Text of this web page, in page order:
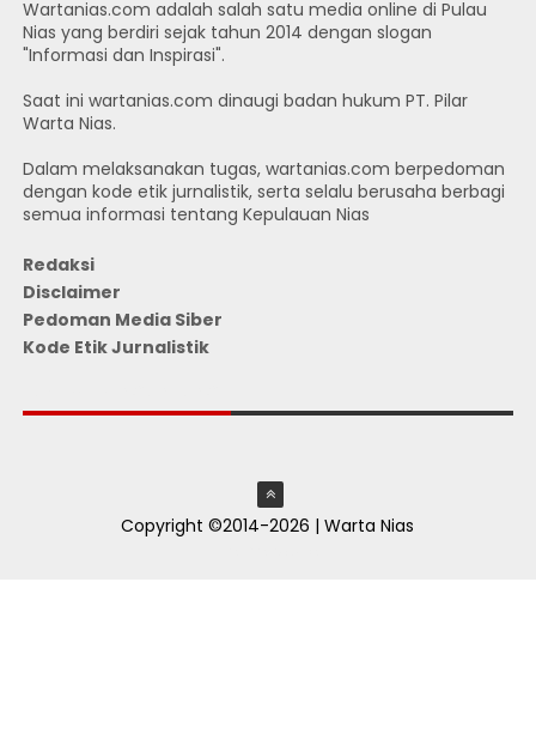
Wartanias.com adalah salah satu media online di Pulau
Nias yang berdiri sejak tahun 2014 dengan slogan
"Informasi dan Inspirasi".
Saat ini wartanias.com dinaugi badan hukum PT. Pilar
Warta Nias.
Dalam melaksanakan tugas, wartanias.com berpedoman
dengan kode etik jurnalistik, serta selalu berusaha berbagi
semua informasi tentang Kepulauan Nias
Redaksi
Disclaimer
Pedoman Media Siber
Kode Etik Jurnalistik
Copyright ©2014-2026 | Warta Nias